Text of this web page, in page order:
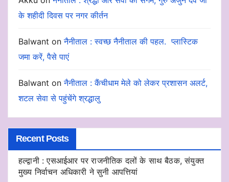
के शहीदी दिवस पर नगर कीर्तन
Balwant onनैनीताल : स्वच्छ नैनीताल की पहल. प्लास्टिक
जमा करें, पैसे पाएं
Balwant onनैनीताल : कैंचीधाम मेले को लेकर प्रशासन अलर्ट,
शटल सेवा से पहुंचेंगे श्रद्धालु
Recent Posts
हल्द्वानी : एसआईआर पर राजनीतिक दलों के साथ बैठक, संयुक्त
मुख्य निर्वाचन अधिकारी ने सुनी आपत्तियां